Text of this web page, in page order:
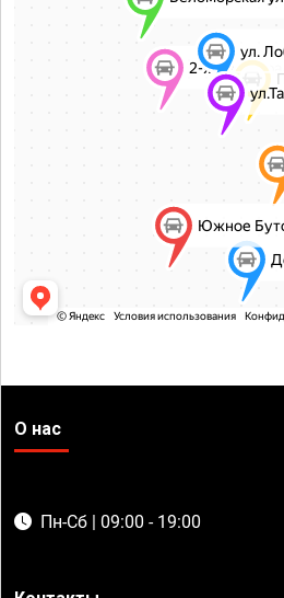
О нас
Пн-Сб | 09:00 - 19:00